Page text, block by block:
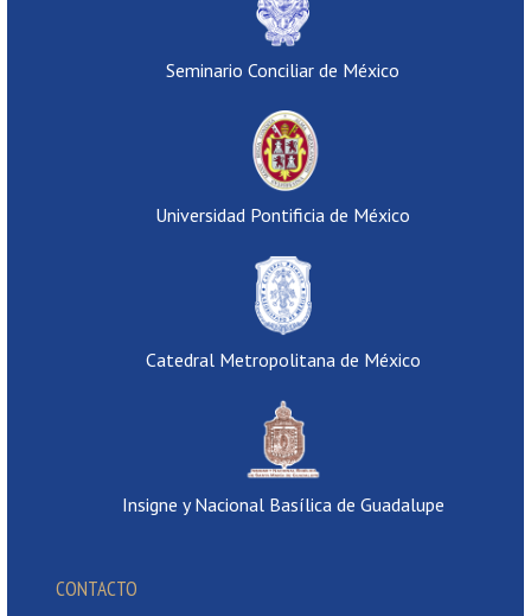
Seminario Conciliar de México
Universidad Pontificia de México
Catedral Metropolitana de México
Insigne y Nacional Basílica de Guadalupe
CONTACTO